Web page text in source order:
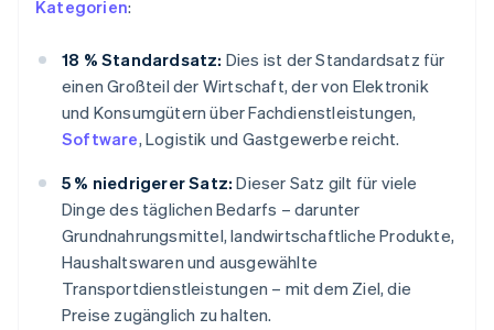
Kategorien:
18 % Standardsatz: Dies ist der Standardsatz für
einen Großteil der Wirtschaft, der von Elektronik
und Konsumgütern über Fachdienstleistungen,
Software, Logistik und Gastgewerbe reicht.
5 % niedrigerer Satz: Dieser Satz gilt für viele
Dinge des täglichen Bedarfs – darunter
Grundnahrungsmittel, landwirtschaftliche Produkte,
Haushaltswaren und ausgewählte
Transportdienstleistungen – mit dem Ziel, die
Preise zugänglich zu halten.